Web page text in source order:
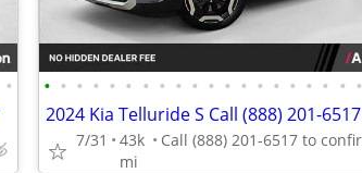
• • • • • • • • • • • • • • • • • • • • •
2024 Kia Telluride S Call (888) 201-6517
7/31
43k
mi